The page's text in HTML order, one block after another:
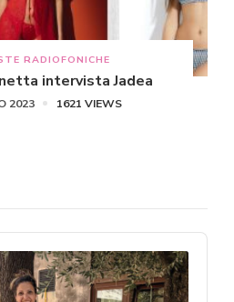
RADIOFONICHE
intervista Jadea
2023 1621 VIEWS